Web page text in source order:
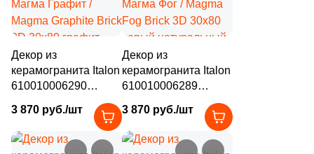
Классика (5)
Кожа (21)
Котто (
Кракелюр (5)
Лофт (67)
Майолика (6)
Декор из
керамогранита Italon
610010006290
Магма Графит /
Magma Graphite Brick
3D 30x80 графит
3 870 руб./шт
Декор из
керамогранита Italon
610010006289
Магма Фог / Magma
Fog Brick 3D 30x80
серый натуральный /
3 870 руб./шт